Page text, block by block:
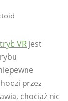
VR jest
przez
chociaż nic